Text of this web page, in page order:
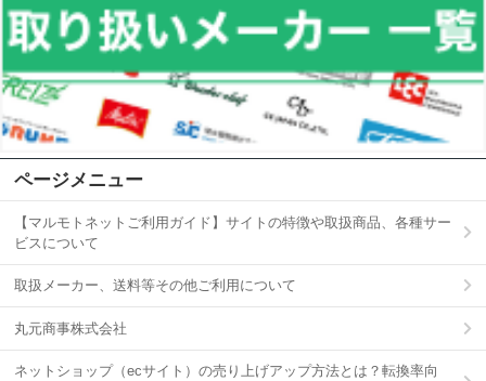
ページメニュー
【マルモトネットご利用ガイド】サイトの特徴や取扱商品、各種サー
ビスについて
取扱メーカー、送料等その他ご利用について
丸元商事株式会社
ネットショップ（ecサイト）の売り上げアップ方法とは？転換率向